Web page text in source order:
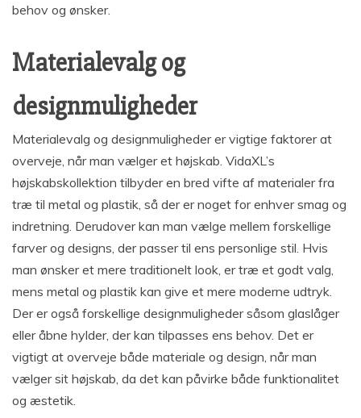
behov og ønsker.
Materialevalg og
designmuligheder
Materialevalg og designmuligheder er vigtige faktorer at
overveje, når man vælger et højskab. VidaXL’s
højskabskollektion tilbyder en bred vifte af materialer fra
træ til metal og plastik, så der er noget for enhver smag og
indretning. Derudover kan man vælge mellem forskellige
farver og designs, der passer til ens personlige stil. Hvis
man ønsker et mere traditionelt look, er træ et godt valg,
mens metal og plastik kan give et mere moderne udtryk.
Der er også forskellige designmuligheder såsom glaslåger
eller åbne hylder, der kan tilpasses ens behov. Det er
vigtigt at overveje både materiale og design, når man
vælger sit højskab, da det kan påvirke både funktionalitet
og æstetik.